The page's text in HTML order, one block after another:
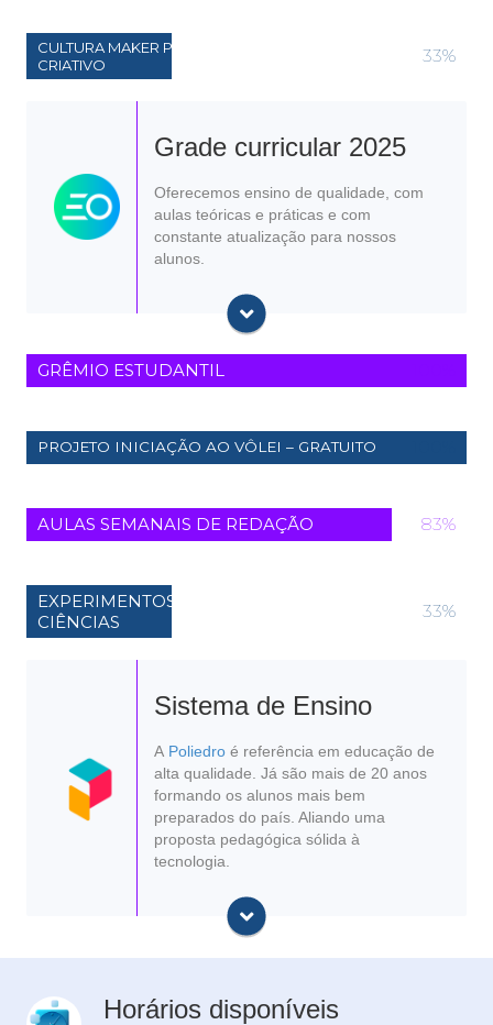
CULTURA MAKER PARA DESENVOLVIMENTO
CRIATIVO
75%
Grade curricular 2025
Oferecemos ensino de qualidade, com
aulas teóricas e práticas e com
constante atualização para nossos
alunos.
Língua Portuguesa
Educação Socioemocional
Ciências (até o 8° ano)
Física (a partir do 9° ano)
Química (a partir do 9° ano)
Técnica de redação
Matemática
História
GRÊMIO ESTUDANTIL
PROJETO INICIAÇÃO AO VÔLEI – GRATUITO
AULAS SEMANAIS DE REDAÇÃO 100%
EXPERIMENTOS NO LABORATÓRIO DE
CIÊNCIAS
75%
Sistema de Ensino
A Poliedro é referência em educação de
alta qualidade. Já são mais de 20 anos
formando os alunos mais bem
preparados do país. Aliando uma
proposta pedagógica sólida à
tecnologia.
A adolescência é acompanhada de muitas
transformações. Por que não oferecer uma
aprendizagem que transforma? No CCA vamos para
além do conhecimento, formando jovens aptos a
desenvolver suas próprias histórias.
Horários disponíveis